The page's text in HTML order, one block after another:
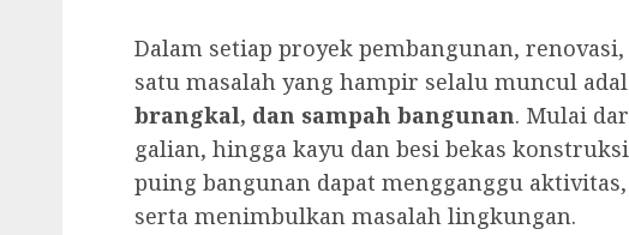
Dalam setiap proyek pembangunan,
satu masalah yang hampir selalu muncul
brangkal, dan sampah bangunan. Mulai
galian, hingga kayu dan besi bekas
puing bangunan dapat mengganggu
serta menimbulkan masalah lingkungan.